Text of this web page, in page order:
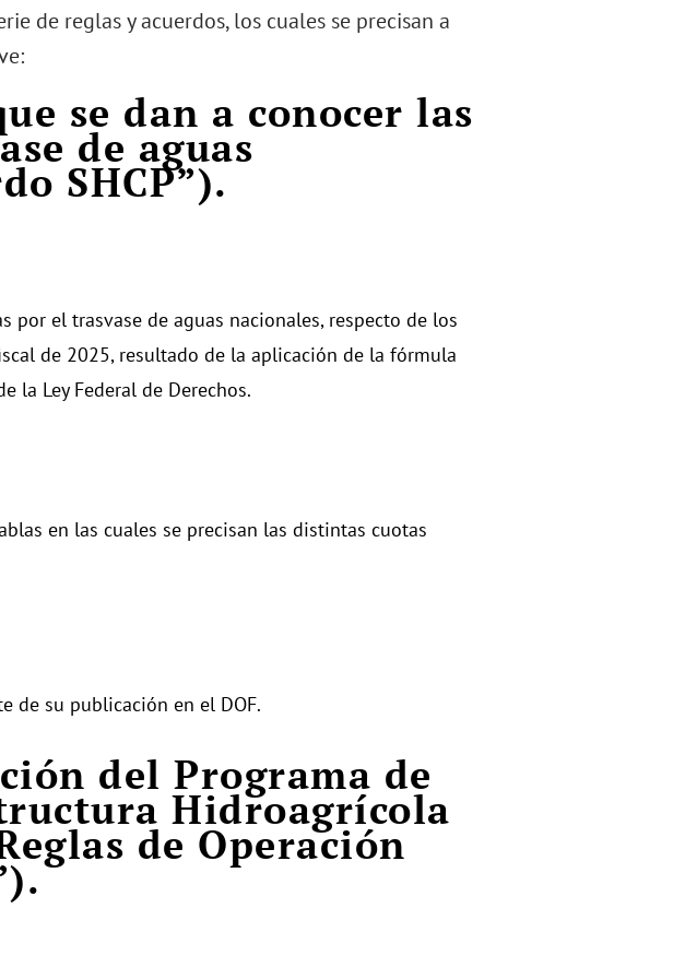
de reglas y acuerdos, los cuales se precisan a
se dan a conocer las
de aguas
SHCP”).
por el trasvase de aguas nacionales, respecto de los
de 2025, resultado de la aplicación de la fórmula
la Ley Federal de Derechos.
en las cuales se precisan las distintas cuotas
de su publicación en el DOF.
del Programa de
Hidroagrícola
de Operación